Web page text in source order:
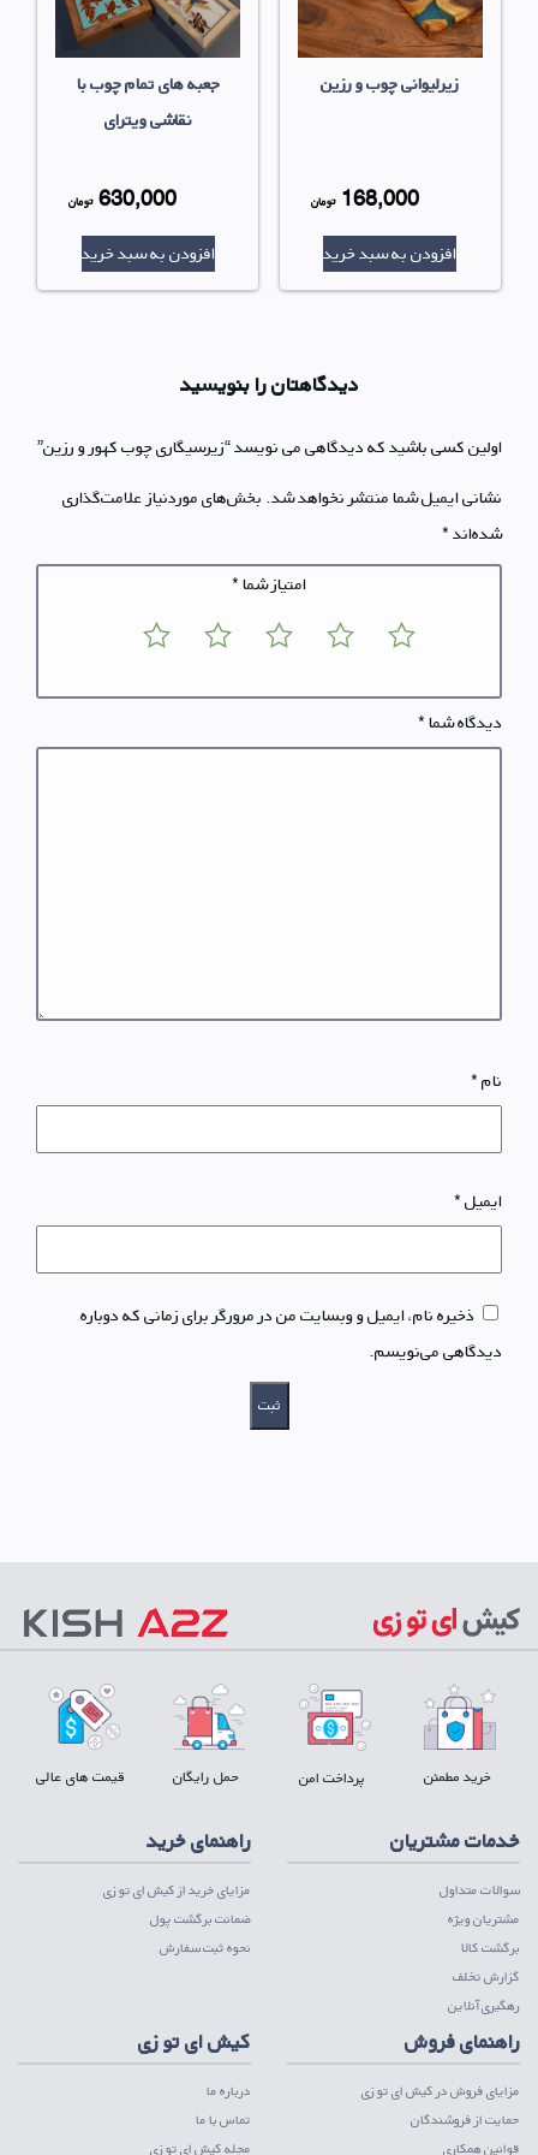
زیرلیوانی چوب و رزین
قیمت
168,000 تومان
168,000 تومان
افزودن به سبد خرید
جعبه های تمام چوب با
نقاشی ویترای
قیمت
630,000 تومان
افزودن به سبد خرید
دیدگاهتان را بنویسید
اولین کسی باشید که دیدگاهی می نویسد “زیرسیگاری چوب کهور و رزین”
نشانی ایمیل شما منتشر نخواهد شد. بخش‌های موردنیاز علامت‌گذاری
شده‌اند*
امتیاز شما*
دیدگاه شما*
نام*
ایمیل*
ذخیره نام، ایمیل و وبسایت من در مرورگر برای زمانی که دوباره
دیدگاهی می‌نویسم.
خرید مطمئن پرداخت امن حمل رایگان قیمت های عالی
خدمات مشتریان
سوالات متداول
مشتریان ویژه
برگشت کالا
گزارش تخلف
رهگیری آنلاین
راهنمای خرید
مزایای خرید از کیش ای تو زی
ضمانت برگشت پول
نحوه ثبت سفارش
راهنمای فروش
مزایای فروش در کیش ای تو زی
حمایت از فروشندگان
قوانین همکاری
کیش ای تو زی
درباره ما
تماس با ما
مجله کیش ای تو زی